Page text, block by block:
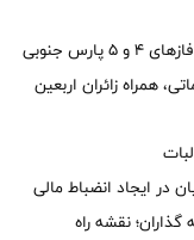
جنوبی
همراه زائران اربعین
ایجاد انضباط مالی
نقشه راه